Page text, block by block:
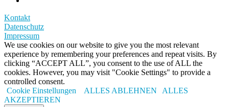
Kontakt
Datenschutz
Impressum
We use cookies on our website to give you the most relevant
experience by remembering your preferences and repeat visits. By
clicking “ACCEPT ALL”, you consent to the use of ALL the
cookies. However, you may visit "Cookie Settings" to provide a
controlled consent.
Cookie Einstellungen
ALLES ABLEHNEN
ALLES
AKZEPTIEREN